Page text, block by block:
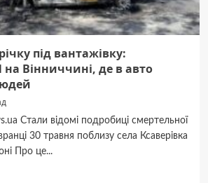
під вантажівку:
Вінниччині, де в авто
Стали відомі подробиці смертельної
30 травня поблизу села Ксаверівка
Про це...